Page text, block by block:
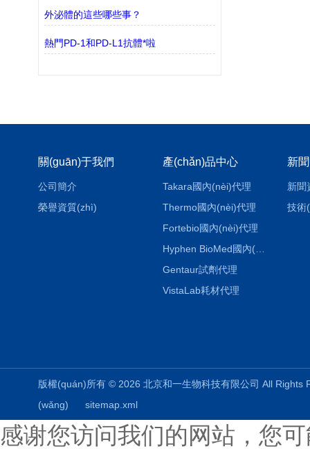
外泌體的這些哪些事？
熱門PD-1和PD-L1抗體*啦
關(guān)于我們
公司簡介
榮譽資質(zhì)
產(chǎn)品中心
Takara國內(nèi)代理
Thermo國內(nèi)代理
Fortebio國內(nèi)代理
Hyphen BioMed國內(nèi)代理
Gentaur試劑代理
VistaLab耗材代理
新
新聞
技術
版權(quán)所有 © 2026 北京和一生物科技有限公司 All
(wǎng)
sitemap.xml
感谢您访问我们的网站，您